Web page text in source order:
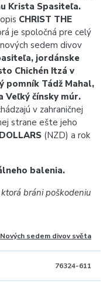
Krista Spasiteľa.
CHRIST THE
je spoločná pre celý
sedem divov
jordánske
Chichén Itzá v
pomník Tádž Mahal,
Veľký čínsky múr.
v zahraničnej
strane ešte jeho
(NZD) a rok
balenia.
bráni poškodeniu
Nových sedem divov světa
76324-611